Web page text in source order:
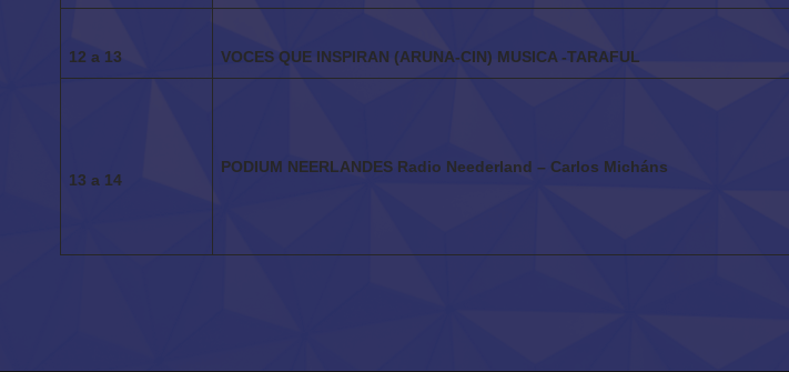
12 a 13 VOCES QUE INSPIRAN (ARUNA-CIN) MUSICA -TARAFUL
13 a 14
PODIUM NEERLANDES Radio Neederland – Carlos Micháns